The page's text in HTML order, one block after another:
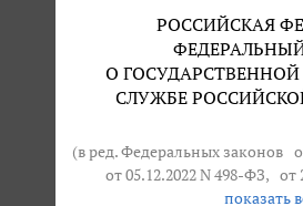
РОССИЙСКАЯ
О
СЛУЖБЕ
(в ред. Федеральных законов
от 05.12.2022 N 498-ФЗ, от
показать